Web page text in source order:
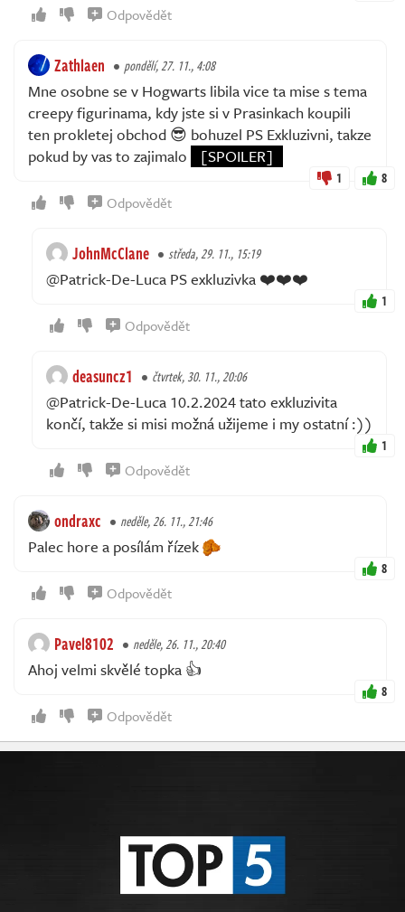
Odpovědět
Zathlaen pondělí, 27. 11., 4:08
Mne osobne se v Hogwarts libila vice ta mise s tema
creepy figurinama, kdy jste si v Prasinkach koupili
ten prokletej obchod 😎 bohuzel PS Exkluzivni, takze
pokud by vas to zajimalo
[SPOILER]
1 8
Odpovědět
JohnMcClane středa, 29. 11., 15:19
@Patrick-De-Luca PS exkluzivka ❤️❤️❤️
1
Odpovědět
deasuncz1 čtvrtek, 30. 11., 20:06
@Patrick-De-Luca 10.2.2024 tato exkluzivita
končí, takže si misi možná užijeme i my ostatní :))
1
Odpovědět
ondraxc neděle, 26. 11., 21:46
Palec hore a posílám řízek
8
Odpovědět
Pavel8102 neděle, 26. 11., 20:40
Ahoj velmi skvělé topka 👍
8
Odpovědět